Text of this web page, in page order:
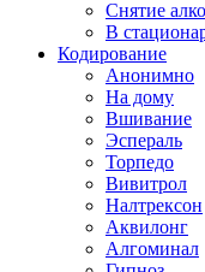
Снятие
В
Кодирование
Анонимно
На дому
Вшивание
Эспераль
Торпедо
Вивитрол
Налтрексон
Аквилонг
Алгоминал